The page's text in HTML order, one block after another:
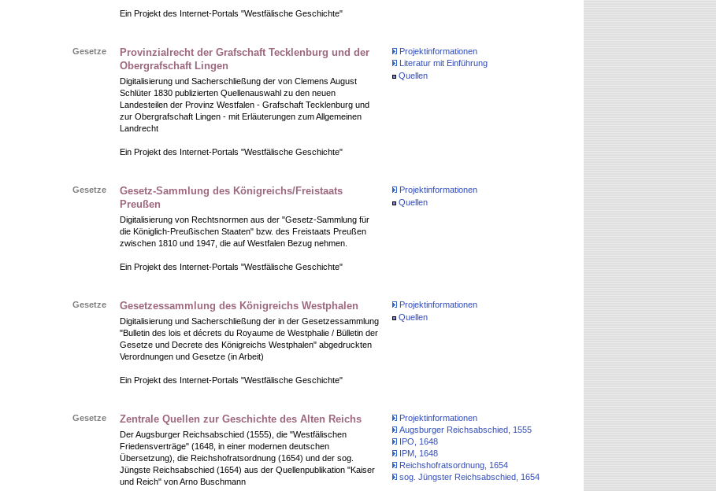
Ein Projekt des Internet-Portals "Westfälische Geschichte"
Gesetze
Provinzialrecht der Grafschaft Tecklenburg und der
Obergrafschaft Lingen
Digitalisierung und Sacherschließung der von Clemens August
Schlüter 1830 publizierten Quellenauswahl zu den neuen
Landesteilen der Provinz Westfalen - Grafschaft Tecklenburg und
zur Obergrafschaft Lingen - mit Erläuterungen zum Allgemeinen
Landrecht
Ein Projekt des Internet-Portals "Westfälische Geschichte"
Projektinformationen
Literatur mit Einführung
Quellen
Gesetze
Gesetz-Sammlung des Königreichs/Freistaats
Preußen
Digitalisierung von Rechtsnormen aus der "Gesetz-Sammlung für
die Königlich-Preußischen Staaten" bzw. des Freistaats Preußen
zwischen 1810 und 1947, die auf Westfalen Bezug nehmen.
Ein Projekt des Internet-Portals "Westfälische Geschichte"
Projektinformationen
Quellen
Gesetze Gesetzessammlung des Königreichs Westphalen
Digitalisierung und Sacherschließung der in der Gesetzessammlung
"Bulletin des lois et décrets du Royaume de Westphalie / Bülletin der
Gesetze und Decrete des Königreichs Westphalen" abgedruckten
Verordnungen und Gesetze (in Arbeit)
Ein Projekt des Internet-Portals "Westfälische Geschichte"
Projektinformationen
Quellen
Gesetze Zentrale Quellen zur Geschichte des Alten Reichs
Der Augsburger Reichsabschied (1555), die "Westfälischen
Friedensverträge" (1648, in einer modernen deutschen
Übersetzung), die Reichshofratsordnung (1654) und der sog.
Jüngste Reichsabschied (1654) aus der Quellenpublikation "Kaiser
und Reich" von Arno Buschmann
Projektinformationen
Augsburger Reichsabschied, 1555
IPO, 1648
IPM, 1648
Reichshofratsordnung, 1654
sog. Jüngster Reichsabschied, 1654